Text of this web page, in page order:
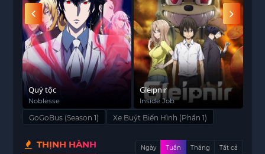
quyết khủng hoảng và trả lời các câu hỏi của trẻ
em.
Quý tộc
Noblesse
Gleipnir
Inside Job
GoGoBus (Season 1) Xe Buýt Biến Hình (Phần 1)
THỊNH HÀNH Ngày Tuần Tháng Tất cả